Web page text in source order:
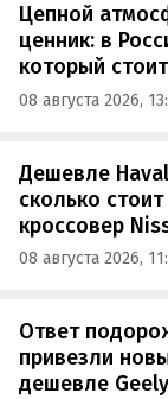
Цепной
ценник: в
который
08 августа 2026,
Дешевле
сколько
кроссовер
08 августа 2026,
Ответ
привезли
дешевле